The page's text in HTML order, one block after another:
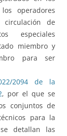
operadores
de
especiales
miembro y
para ser
2094 de la
, por el que se
conjuntos de
para la
detallan las